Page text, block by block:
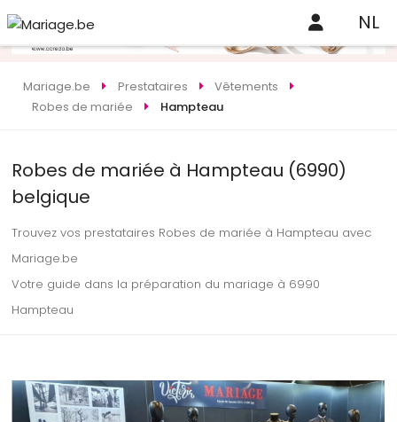
NL
Mariage.be Prestataires
Vêtements
Robes de mariée
Hampteau
Robes de mariée à Hampteau (6990)
belgique
Trouvez vos prestataires Robes de mariée à Hampteau avec
Mariage.be
Votre guide dans la préparation du mariage à 6990
Hampteau